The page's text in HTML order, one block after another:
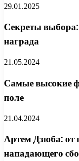
29.01.2025
Секреты
награда
21.05.2024
Самые высокие
поле
21.04.2024
Артем Дзюба: от
нападающего